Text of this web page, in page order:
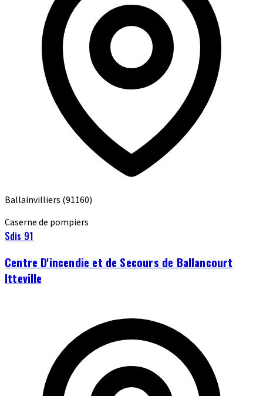
Ballainvilliers (91160)
Caserne de pompiers
Sdis 91
Centre D'incendie et de Secours de Ballancourt
Itteville